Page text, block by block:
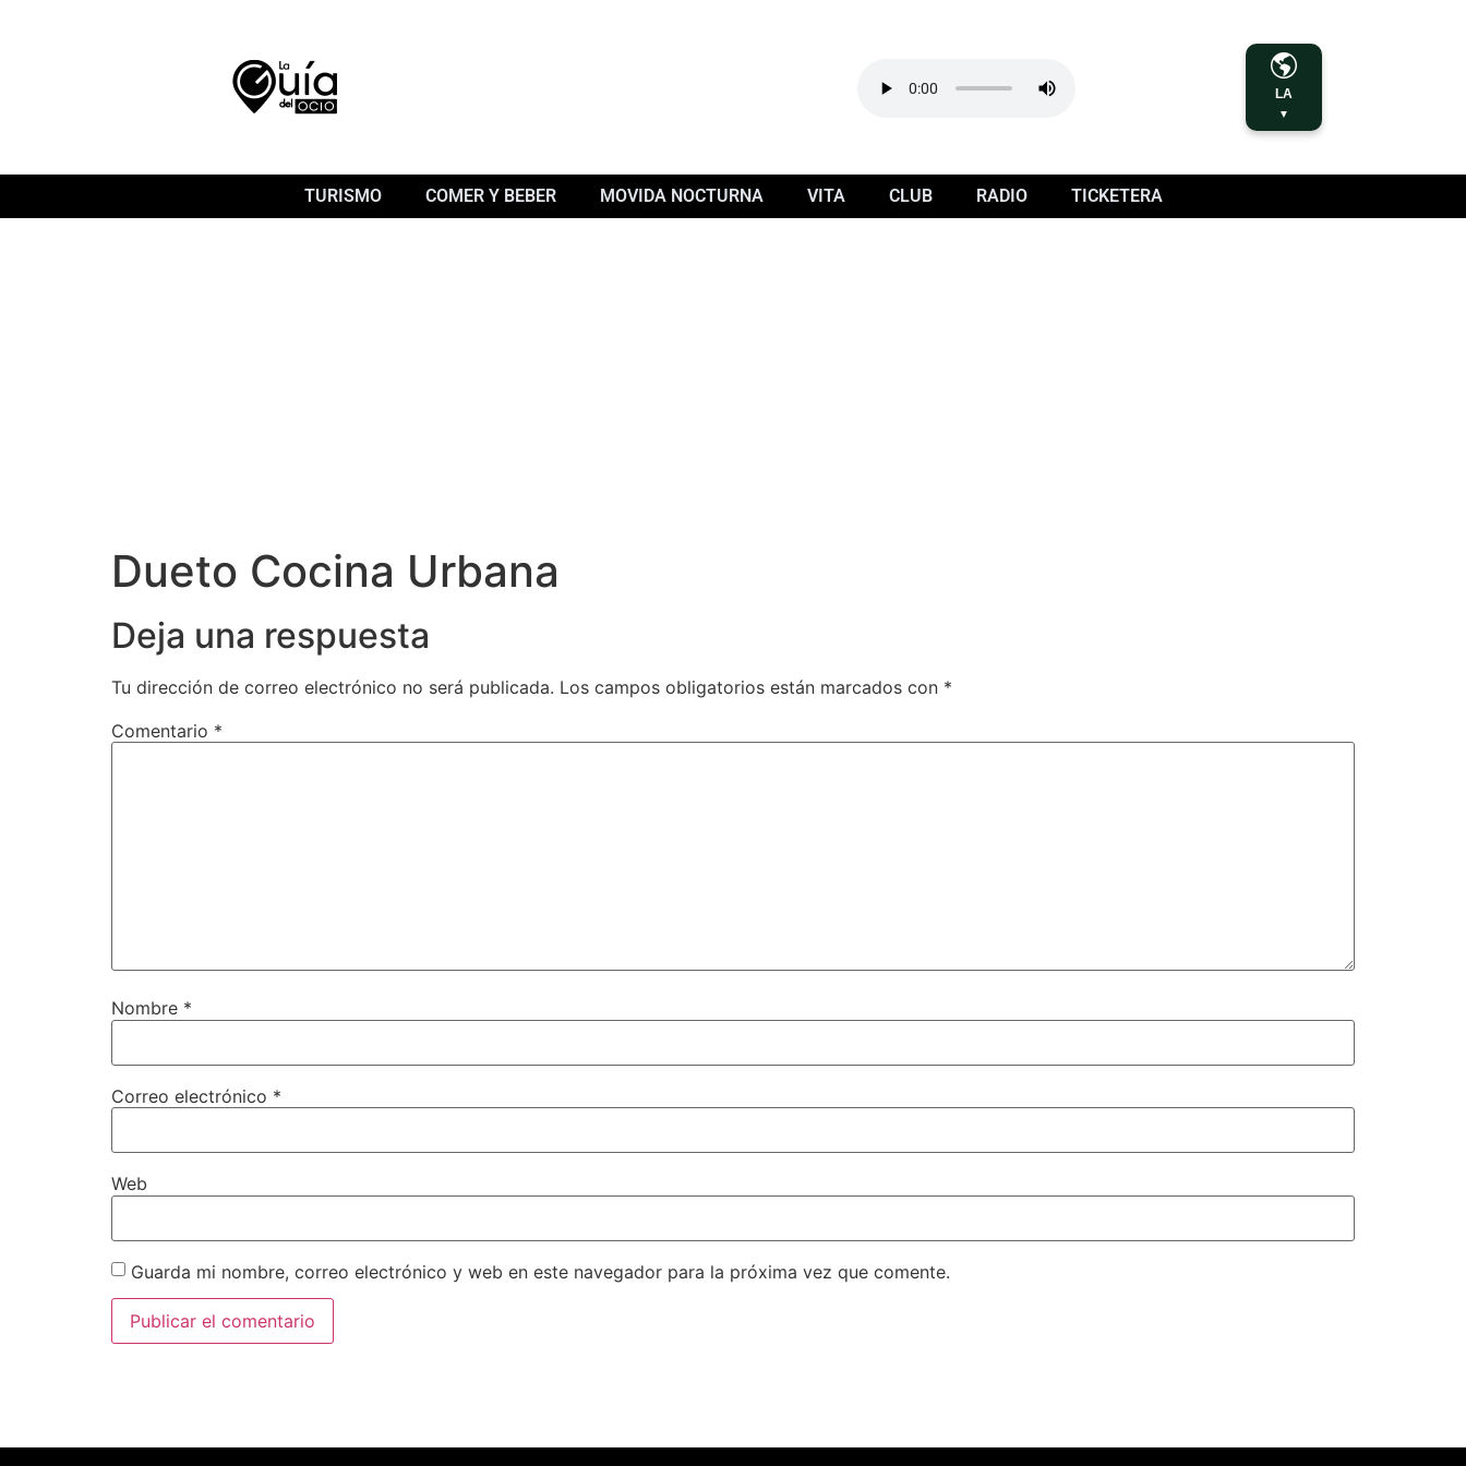
LA
▼
TURISMO COMER Y BEBER MOVIDA NOCTURNA VITA CLUB RADIO TICKETERA
Dueto Cocina Urbana
Deja una respuesta
Tu dirección de correo electrónico no será publicada. Los campos obligatorios están marcados con *
Comentario *
Nombre *
Correo electrónico *
Web
Guarda mi nombre, correo electrónico y web en este navegador para la próxima vez que comente.